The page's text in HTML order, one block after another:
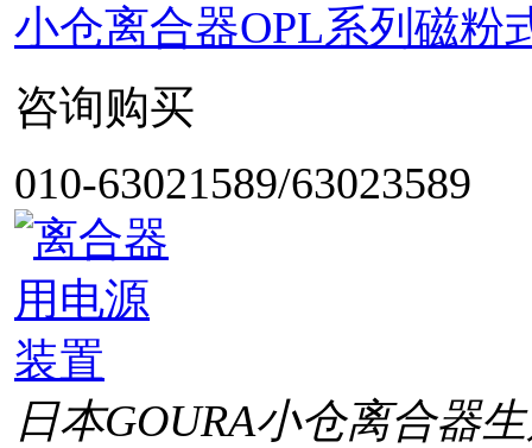
小仓离合器OPL系列磁粉
咨询购买
010-63021589/63023589
日本GOURA小仓离合器